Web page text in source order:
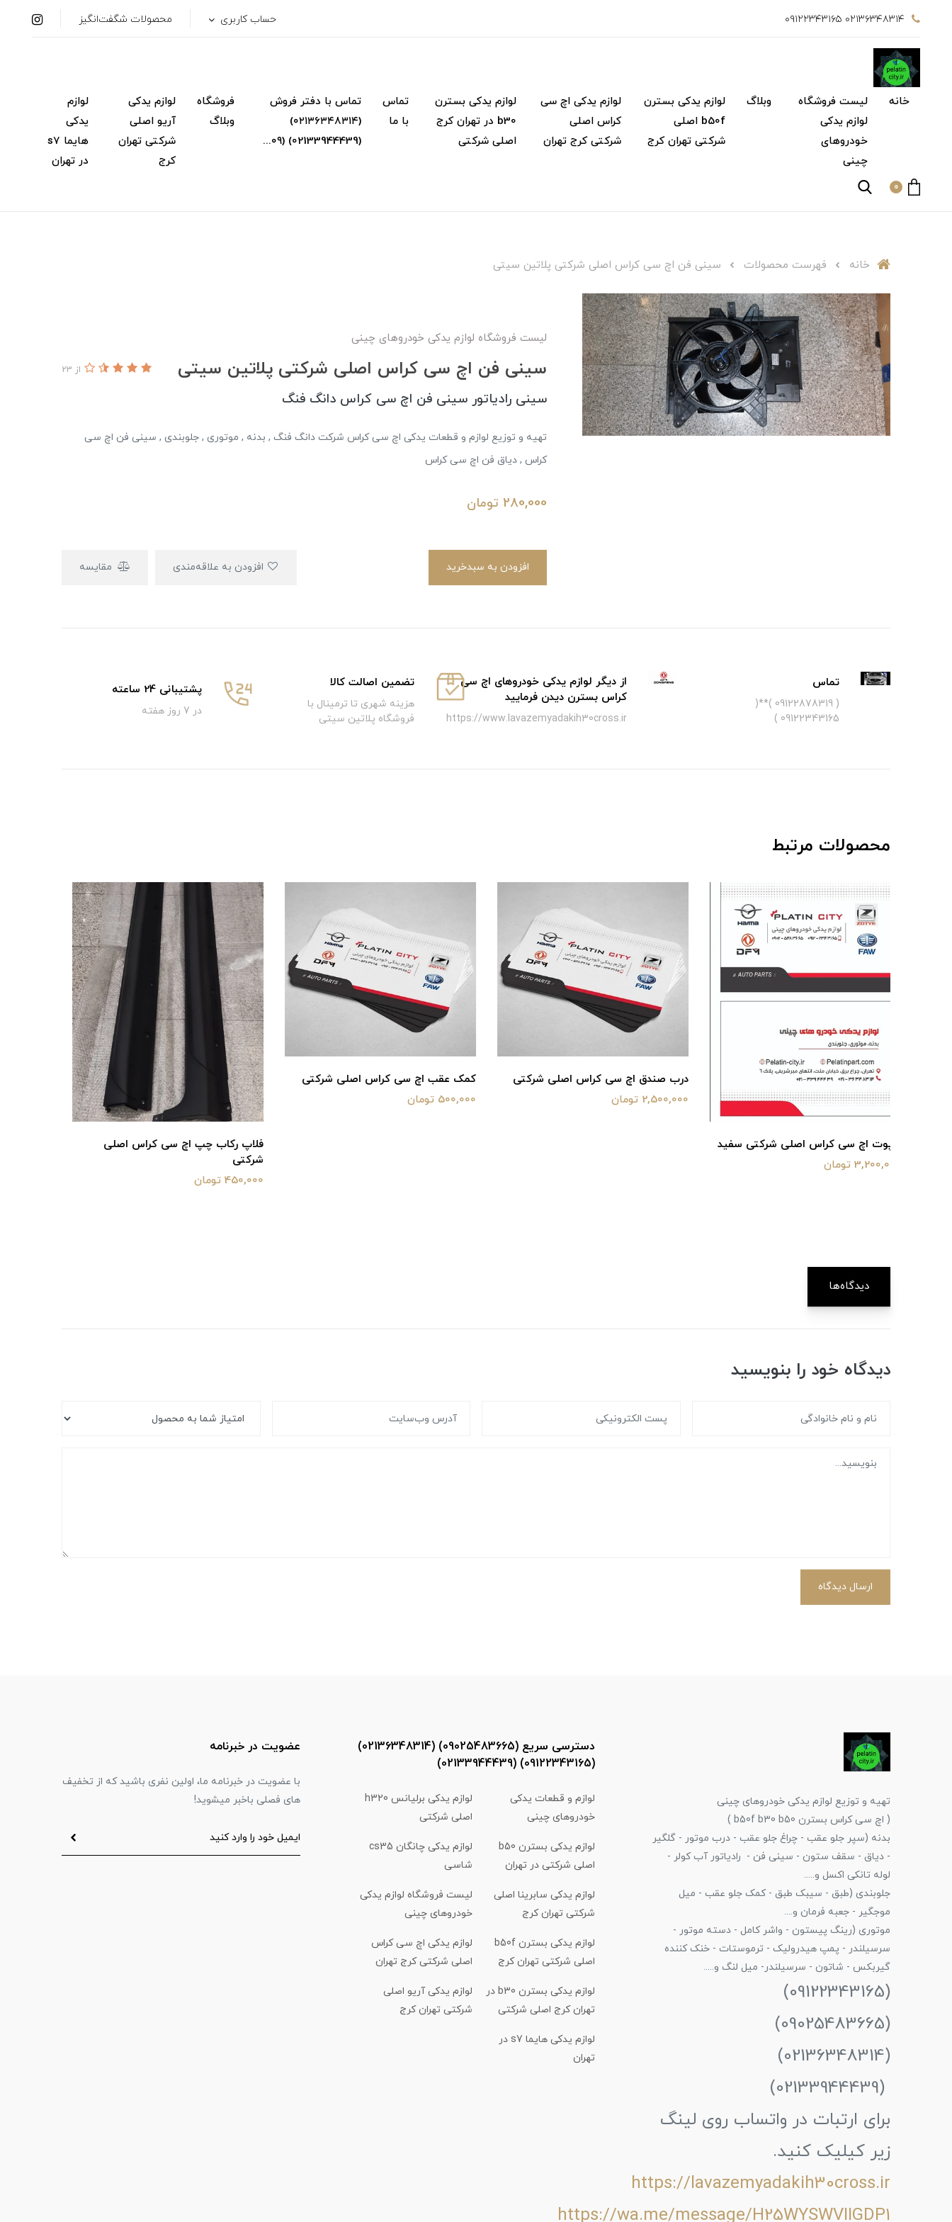
۰۲۱۳۶۳۴۸۳۱۴ ۰۹۱۲۲۳۴۳۱۶۵ حساب کاربری محصولات شگفت‌انگیز
خانه
لیست فروشگاه
لوازم یدکی
خودروهای
چینی
وبلاگ
لوازم یدکی بسترن
b50f اصلی
شرکتی تهران کرج
لوازم یدکی اچ سی
کراس اصلی
شرکتی کرج تهران
لوازم یدکی بسترن
b30 در تهران کرج
اصلی شرکتی
تماس
با ما
تماس با دفتر فروش
(۰۲۱۳۶۳۴۸۳۱۴)
(02133944439) (۰۹...
فروشگاه
وبلاگ
لوازم یدکی
آریو اصلی
شرکتی تهران
کرج
لوازم
یدکی
هایما s7
در تهران
0
خانه فهرست محصولات سینی فن اچ سی کراس اصلی شرکتی پلاتین سیتی
لیست فروشگاه لوازم یدکی خودروهای چینی
سینی فن اچ سی کراس اصلی شرکتی پلاتین سیتی از 23
سینی رادیاتور سینی فن اچ سی کراس دانگ فنگ
تهیه و توزیع لوازم و قطعات یدکی اچ سی کراس شرکت دانگ فنگ , بدنه , موتوری , جلوبندی , سینی فن اچ سی
کراس , دیاق فن اچ سی کراس
280,000 تومان
افزودن به سبدخرید مقایسه
تماس
( 09122878319 )**(
09122343165 )
از دیگر لوازم یدکی خودروهای اچ سی
کراس بسترن دیدن فرمایید
https://www.lavazemyadakih30cross.ir
تضمین اصالت کالا
هزینه شهری تا ترمینال با
فروشگاه پلاتین سیتی
پشتیبانی 24 ساعته
در 7 روز هفته
محصولات مرتبط
درب صندق اچ سی کراس اصلی شرکتی
2,500,000 تومان
کمک عقب اچ سی کراس اصلی شرکتی
500,000 تومان
فلاپ زیر سپر اچ سی کراس اصلی شرکتی
150,000 تومان
دیدگاه‌ها
دیدگاه خود را بنویسید
ارسال دیدگاه
تهیه و توزیع لوازم یدکی خودروهای چینی
( اچ سی کراس بسترن b50f b30 b50 )
بدنه (سپر جلو عقب - چراغ جلو عقب - درب موتور - گلگیر
- دیاق - سقف ستون - سینی فن - رادیاتور آب کولر -
لوله تانکی اکسل و.....
جلوبندی (طبق - سیبک طبق - کمک جلو عقب - میل
موجگیر - جعبه فرمان و....
موتوری (رینگ پیستون - واشر کامل - دسته موتور -
سرسیلندر - پمپ هیدرولیک - ترموستات - خنک کننده
گیربکس - شاتون - سرسیلندر- میل لنگ و.....
(09122343165)
(09025483665)
(02136348314)
(02133944439)
برای ارتبات در واتساب روی لینگ
زیر کیلیک کنید.
https://lavazemyadakih30cross.ir
https://wa.me/message/H25WYSWVIIGDP1
دسترسی سریع (09025483665) (02136348314)
(09122343165) (02133944439)
لوازم و قطعات یدکی
خودروهای چینی
لوازم یدکی برلیانس h320
اصلی شرکتی
لوازم یدکی بسترن b50
اصلی شرکتی در تهران
لوازم یدکی چانگان cs35
شاسی
لوازم یدکی سابرینا اصلی
شرکتی تهران کرج
لیست فروشگاه لوازم یدکی
خودروهای چینی
لوازم یدکی بسترن b50f
اصلی شرکتی تهران کرج
لوازم یدکی اچ سی کراس
اصلی شرکتی کرج تهران
لوازم یدکی بسترن b30 در
تهران کرج اصلی شرکتی
لوازم یدکی آریو اصلی
شرکتی تهران کرج
لوازم یدکی هایما s7 در
تهران
عضویت در خبرنامه
با عضویت در خبرنامه ما، اولین نفری باشید که از تخفیف
های فصلی باخبر میشوید!